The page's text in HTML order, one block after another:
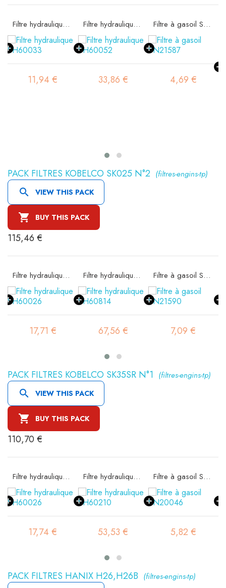
Filtre hydraulique SH60033
11,94 €
Filtre hydraulique SH60052
33,86 €
Filtre à gasoil SN21587
4,69 €
PACK FILTRES KOBELCO SK025 N°2 (filtres-engins-tp)
 VIEW THIS PACK
 BUY THIS PACK
115,46 €
Filtre hydraulique SH60026
17,71 €
Filtre hydraulique SH60814
67,56 €
Filtre à gasoil SN21590
7,09 €
PACK FILTRES KOBELCO SK35SR N°1 (filtres-engins-tp)
 VIEW THIS PACK
 BUY THIS PACK
110,70 €
Filtre hydraulique SH60026
17,74 €
Filtre hydraulique SH60210
53,53 €
Filtre à gasoil SN20046
5,82 €
PACK FILTRES HANIX H26,H26B (filtres-engins-tp)